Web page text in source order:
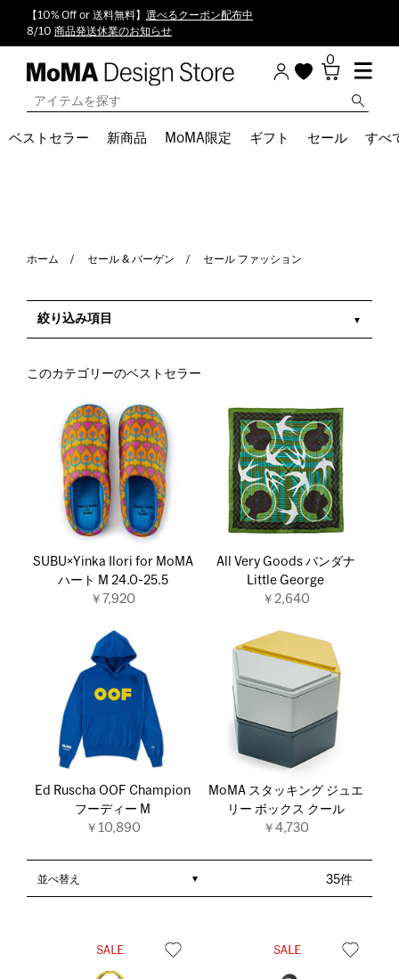
【10% Off or 送料無料】 選べるクーポン配布中
8/10 商品発送休業のお知らせ
0
ベストセラー 新商品 MoMA限定 ギフト セール すべ
ホーム セール & バーゲン セール ファッション
絞り込み項目
このカテゴリーのベストセラー
SUBU×Yinka Ilori for MoMA
ハート M 24.0-25.5
￥7,920
All Very Goods バンダナ
Little George
￥2,640
Ed Ruscha OOF Champion
フーディー M
￥10,890
MoMA スタッキング ジュエ
リー ボックス クール
￥4,730
35件
並べ替え